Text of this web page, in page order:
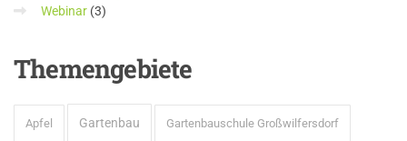
Webinar (3)
Themengebiete
Apfel Gartenbau Gartenbauschule Großwilfersdorf